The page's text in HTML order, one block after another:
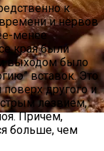
к
и нервов
менее
края были
выходом было
вставок. Это
другого и
лезвием,
Причем,
больше, чем